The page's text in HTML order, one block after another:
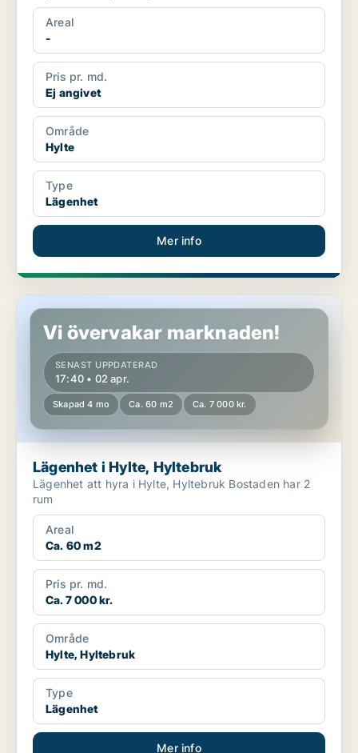
Areal
-
Pris pr. md.
Ej angivet
Område
Hylte
Type
Lägenhet
Mer info
Lägenhet i Hylte, Hyltebruk
Vi övervakar marknaden!
SENAST UPPDATERAD
17:40 • 02 apr.
Skapad 4 mo Ca. 60 m2 Ca. 7 000 kr.
Lägenhet i Hylte, Hyltebruk
Lägenhet att hyra i Hylte, Hyltebruk Bostaden har 2
rum
Areal
Ca. 60 m2
Pris pr. md.
Ca. 7 000 kr.
Område
Hylte, Hyltebruk
Type
Lägenhet
Mer info